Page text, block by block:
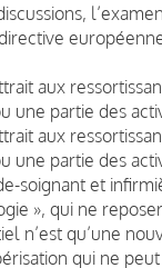
aux
une partie des
aux
une partie des
soignant et
», qui ne
n’est qu’une
qui ne